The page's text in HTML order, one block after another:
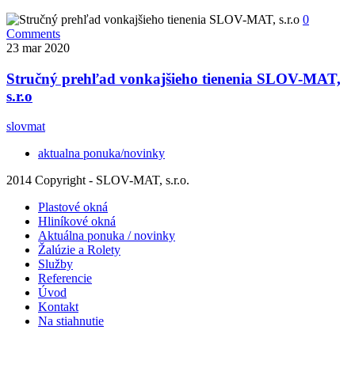
0
Comments
23 mar 2020
Stručný prehľad vonkajšieho tienenia SLOV-MAT,
s.r.o
slovmat
aktualna ponuka/novinky
2014 Copyright - SLOV-MAT, s.r.o.
Plastové okná
Hliníkové okná
Aktuálna ponuka / novinky
Žalúzie a Rolety
Služby
Referencie
Úvod
Kontakt
Na stiahnutie